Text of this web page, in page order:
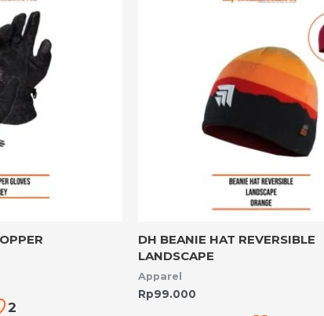
2
DH BEANIE HAT REVERSIBLE
LANDSCAPE
Apparel
Rp99.000